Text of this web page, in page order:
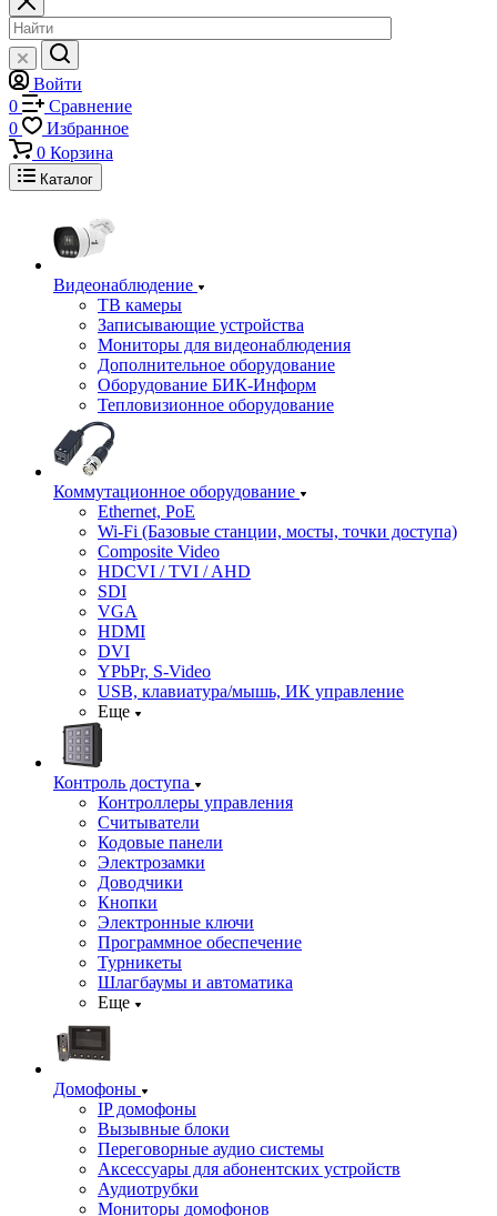
Войти
0
Сравнение
0
Избранное
0 Корзина
Каталог
Видеонаблюдение
ТВ камеры
Записывающие устройства
Мониторы для видеонаблюдения
Дополнительное оборудование
Оборудование БИК-Информ
Тепловизионное оборудование
Коммутационное оборудование
Ethernet, PoE
Wi-Fi (Базовые станции, мосты, точки доступа)
Composite Video
HDCVI / TVI / AHD
SDI
VGA
HDMI
DVI
YPbPr, S-Video
USB, клавиатура/мышь, ИК управление
Еще
Контроль доступа
Контроллеры управления
Считыватели
Кодовые панели
Электрозамки
Доводчики
Кнопки
Электронные ключи
Программное обеспечение
Турникеты
Шлагбаумы и автоматика
Еще
Домофоны
IP домофоны
Вызывные блоки
Переговорные аудио системы
Аксессуары для абонентских устройств
Аудиотрубки
Мониторы домофонов